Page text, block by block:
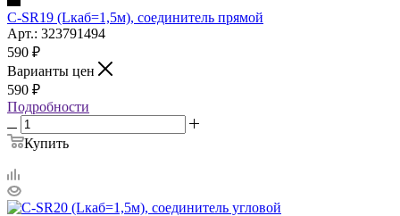
C-SR19 (Lкаб=1,5м), соединитель прямой
Арт.: 323791494
590 ₽
Варианты цен
590 ₽
Подробности
Купить